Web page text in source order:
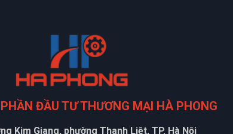
ĐẦU TƯ THƯƠNG MẠI HÀ PHONG
Kim Giang, phường Thanh Liệt, TP. Hà Nội